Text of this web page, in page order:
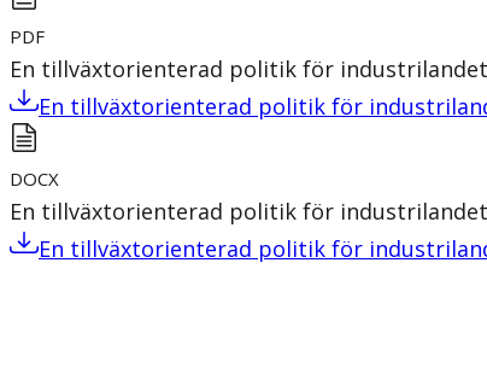
PDF
En tillväxtorienterad politik för industrilandet
En tillväxtorienterad politik för
DOCX
En tillväxtorienterad politik för industrilandet
En tillväxtorienterad politik för